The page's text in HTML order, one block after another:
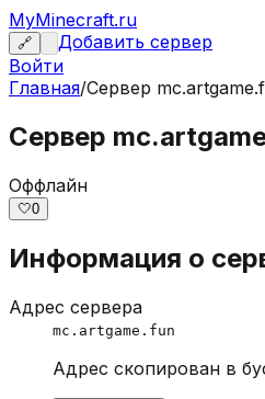
MyMinecraft.ru
🔗
Добавить сервер
Войти
Главная/Сервер
Сервер
Оффлайн
🤍0
Информация о
Адрес сервера
mc.artgame.fun
Адрес скопирован в